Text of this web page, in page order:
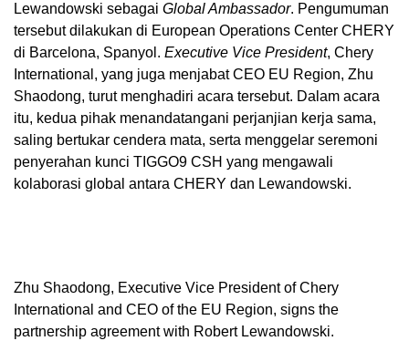
Lewandowski sebagai Global Ambassador. Pengumuman
tersebut dilakukan di European Operations Center CHERY
di Barcelona, Spanyol. Executive Vice President, Chery
International, yang juga menjabat CEO EU Region, Zhu
Shaodong, turut menghadiri acara tersebut. Dalam acara
itu, kedua pihak menandatangani perjanjian kerja sama,
saling bertukar cendera mata, serta menggelar seremoni
penyerahan kunci TIGGO9 CSH yang mengawali
kolaborasi global antara CHERY dan Lewandowski.
Zhu Shaodong, Executive Vice President of Chery
International and CEO of the EU Region, signs the
partnership agreement with Robert Lewandowski.